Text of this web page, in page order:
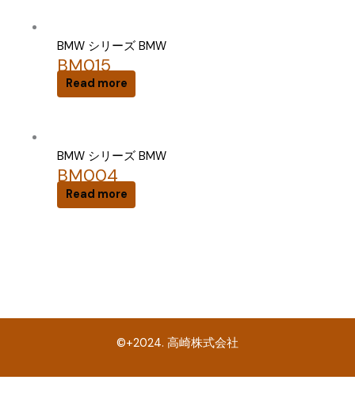
BMW シリーズ BMW
BM015
Read more
BMW シリーズ BMW
BM004
Read more
©+2024. 高崎株式会社